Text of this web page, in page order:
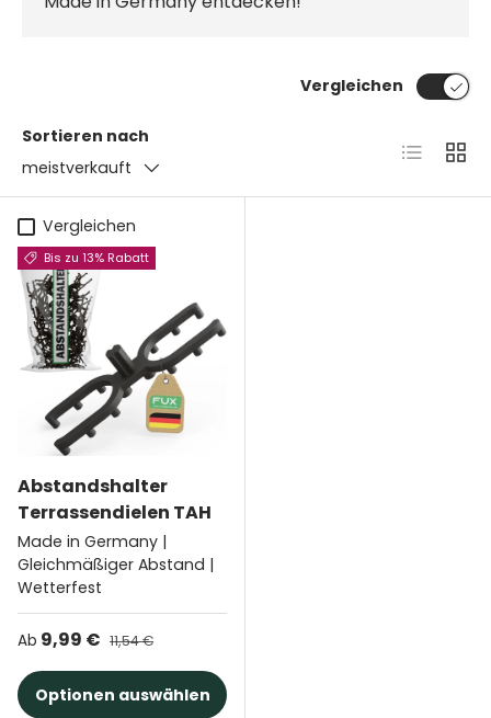
Sortieren nach
meistverkauft
Vergleichen
Vergleichen
Bis zu 13% Rabatt
Abstandshalter
Terrassendielen TAH
Made in Germany |
Gleichmäßiger Abstand |
Wetterfest
Verkaufspreis
Ab 9,99 € Normaler Preis
11,54 €
Optionen auswählen